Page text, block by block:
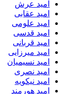
امید عرش
امید عقابی
امید علومی
امید قدسی
امید قربانی
امید میرزایی
امید نسیمیان
امید نصری
امید نیکویه
امید هورمند